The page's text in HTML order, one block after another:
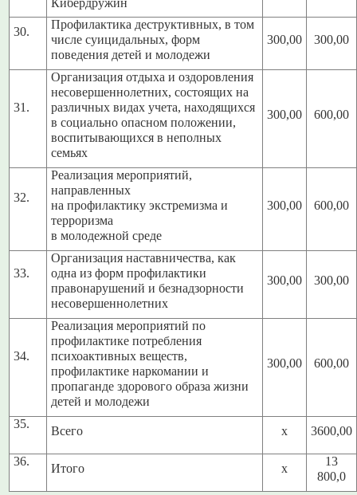
Кибердружин
30.
Профилактика деструктивных, в том
числе суицидальных, форм
поведения детей и молодежи
300,00 300,00
31.
Организация отдыха и оздоровления
несовершеннолетних, состоящих на
различных видах учета, находящихся
в социально опасном положении,
воспитывающихся в неполных
семьях
300,00 600,00
32.
Реализация мероприятий,
направленных
на профилактику экстремизма и
терроризма
в молодежной среде
300,00 600,00
33.
Организация наставничества, как
одна из форм профилактики
правонарушений и безнадзорности
несовершеннолетних
300,00 300,00
34.
Реализация мероприятий по
профилактике потребления
психоактивных веществ,
профилактике наркомании и
пропаганде здорового образа жизни
детей и молодежи
300,00 600,00
35. Всего х 3600,00
36. Итого х
13
800,0